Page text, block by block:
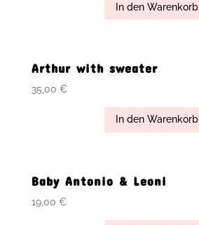
In den Warenkorb
Arthur with sweater
35,00 €
In den Warenkorb
Baby Antonio & Leoni
19,00 €